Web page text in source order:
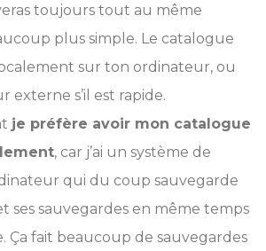
toujours tout au même
plus simple. Le catalogue
sur ton ordinateur, ou
externe s’il est rapide.
je préfère avoir mon catalogue
, car j’ai un système de
qui du coup sauvegarde
ses sauvegardes en même temps
Ça fait beaucoup de sauvegardes